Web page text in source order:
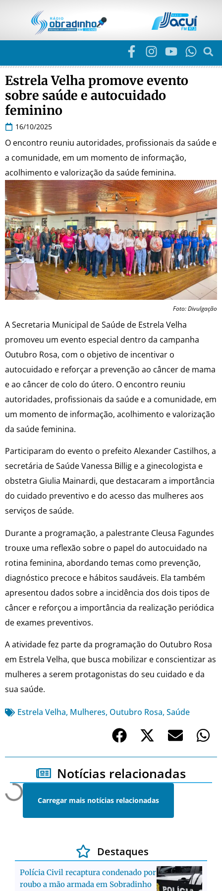
Estrela Velha promove evento
sobre saúde e autocuidado
feminino
16/10/2025
O encontro reuniu autoridades, profissionais da saúde e
a comunidade, em um momento de informação,
acolhimento e valorização da saúde feminina.
Foto: Divulgação
A Secretaria Municipal de Saúde de Estrela Velha
promoveu um evento especial dentro da campanha
Outubro Rosa, com o objetivo de incentivar o
autocuidado e reforçar a prevenção ao câncer de mama
e ao câncer de colo do útero. O encontro reuniu
autoridades, profissionais da saúde e a comunidade, em
um momento de informação, acolhimento e valorização
da saúde feminina.
Participaram do evento o prefeito Alexander Castilhos, a
secretária de Saúde Vanessa Billig e a ginecologista e
obstetra Giulia Mainardi, que destacaram a importância
do cuidado preventivo e do acesso das mulheres aos
serviços de saúde.
Durante a programação, a palestrante Cleusa Fagundes
trouxe uma reflexão sobre o papel do autocuidado na
rotina feminina, abordando temas como prevenção,
diagnóstico precoce e hábitos saudáveis. Ela também
apresentou dados sobre a incidência dos dois tipos de
câncer e reforçou a importância da realização periódica
de exames preventivos.
A atividade fez parte da programação do Outubro Rosa
em Estrela Velha, que busca mobilizar e conscientizar as
mulheres a serem protagonistas do seu cuidado e da
sua saúde.
Estrela Velha, Mulheres, Outubro Rosa, Saúde
Notícias relacionadas
Carregar mais notícias relacionadas
Destaques
Polícia Civil recaptura condenado por
roubo a mão armada em Sobradinho